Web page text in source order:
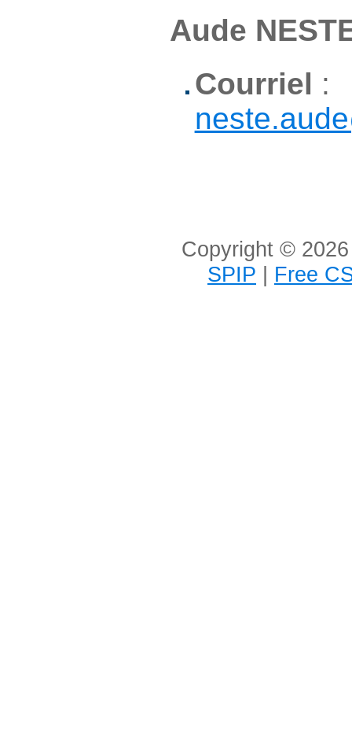
Aude
Courriel :
Copyright ©
SPIP | Free